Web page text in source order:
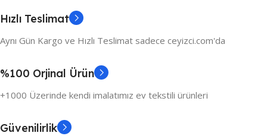
Hızlı Teslimat
Aynı Gün Kargo ve Hızlı Teslimat sadece ceyizci.com'da
%100 Orjinal Ürün
+1000 Üzerinde kendi imalatımız ev tekstili ürünleri
Güvenilirlik